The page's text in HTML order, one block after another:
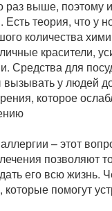
выше, поэтому
теория, что у
количества
красители,
Средства для
у людей
которое
– этот
позволяют
его всю жизнь.
которые помогут